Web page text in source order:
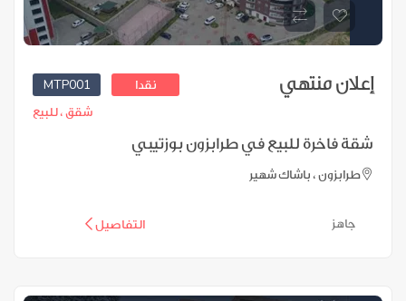
MTP001 نقدا إعلان منتهي
شقق ،للبيع
شقة فاخرة للبيع في طرابزون بوزتيبي
طرابزون ، باشاك شهير
التفاصيل